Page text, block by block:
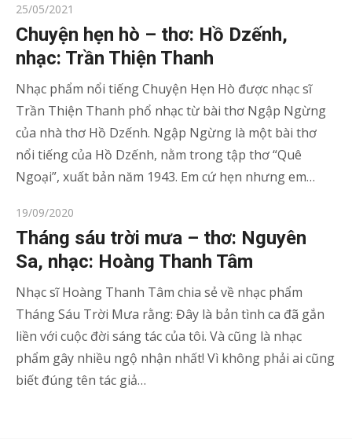
Posted
on
25/05/2021
Chuyện hẹn hò – thơ: Hồ Dzếnh,
nhạc: Trần Thiện Thanh
Nhạc phẩm nổi tiếng Chuyện Hẹn Hò được nhạc sĩ
Trần Thiện Thanh phổ nhạc từ bài thơ Ngập Ngừng
của nhà thơ Hồ Dzếnh. Ngập Ngừng là một bài thơ
nổi tiếng của Hồ Dzếnh, nằm trong tập thơ “Quê
Ngoại”, xuất bản năm 1943. Em cứ hẹn nhưng em…
Posted
on
19/09/2020
Tháng sáu trời mưa – thơ: Nguyên
Sa, nhạc: Hoàng Thanh Tâm
Nhạc sĩ Hoàng Thanh Tâm chia sẻ về nhạc phẩm
Tháng Sáu Trời Mưa rằng: Đây là bản tình ca đã gắn
liền với cuộc đời sáng tác của tôi. Và cũng là nhạc
phẩm gây nhiều ngộ nhận nhất! Vì không phải ai cũng
biết đúng tên tác giả…